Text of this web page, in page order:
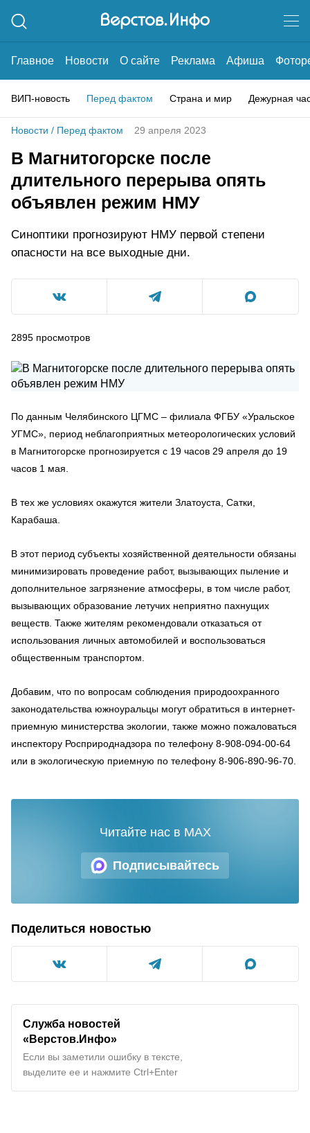
Главное Новости О сайте Реклама Афиша
ВИП-новость Перед фактом Страна и мир Дежурная
Новости / Перед фактом 29 апреля 2023
В Магнитогорске после
длительного перерыва опять
объявлен режим НМУ
Синоптики прогнозируют НМУ первой степени
опасности на все выходные дни.
2895 просмотров
По данным Челябинского ЦГМС – филиала ФГБУ «Уральское
УГМС», период неблагоприятных метеорологических условий
в Магнитогорске прогнозируется с 19 часов 29 апреля до 19
часов 1 мая.
В тех же условиях окажутся жители Златоуста, Сатки,
Карабаша.
В этот период субъекты хозяйственной деятельности обязаны
минимизировать проведение работ, вызывающих пыление и
дополнительное загрязнение атмосферы, в том числе работ,
вызывающих образование летучих неприятно пахнущих
веществ. Также жителям рекомендовали отказаться от
использования личных автомобилей и воспользоваться
общественным транспортом.
Добавим, что по вопросам соблюдения природоохранного
законодательства южноуральцы могут обратиться в интернет-
приемную министерства экологии, также можно пожаловаться
инспектору Росприроднадзора по телефону 8-908-094-00-64
или в экологическую приемную по телефону 8-906-890-96-70.
Подписывайтесь
Читайте нас в MAX
Поделиться новостью
Служба новостей
«Верстов.Инфо»
Если вы заметили ошибку в тексте,
выделите ее и нажмите Ctrl+Enter